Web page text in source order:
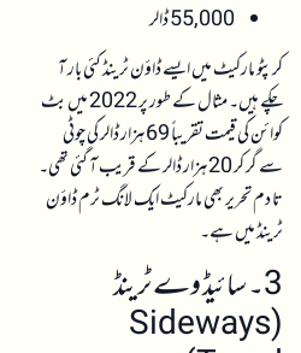
55,000 ڈالر
کرپٹو مارکیٹ میں ایسے ڈاؤن ٹرینڈ کئی بار آ
چکے ہیں۔ مثال کے طور پر 2022 میں بٹ
کوائن کی قیمت تقریباً 69 ہزار ڈالر کی چوٹی
سے گر کر 20 ہزار ڈالر کے قریب آ گئی تھی۔
تا دم تحریر بھی مارکیٹ ایک لانگ ٹرم ڈاؤن
ٹرینڈ میں ہے۔
3۔ سائیڈ وے ٹرینڈ
(Sideways